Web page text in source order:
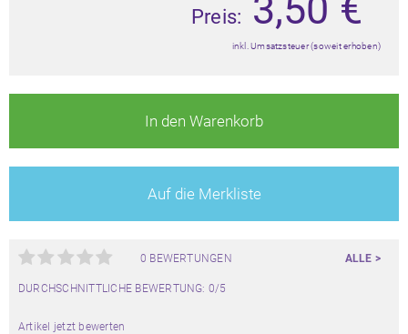
Preis:
inkl. Umsatzsteuer (soweit erhoben)
In den Warenkorb
Auf die Merkliste
0 BEWERTUNGEN ALLE >
DURCHSCHNITTLICHE BEWERTUNG: 0/5
Artikel jetzt bewerten